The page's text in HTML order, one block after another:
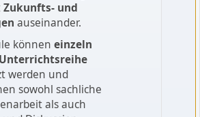
Zukunfts‑ und
auseinander.
können einzeln
werden und
sowohl sachliche
als auch